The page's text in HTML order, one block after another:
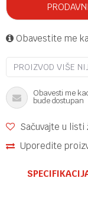
Obavestite me
PROIZVOD VIŠE
Obavesti me
bude dostupan
Sačuvajte u listi
Uporedite